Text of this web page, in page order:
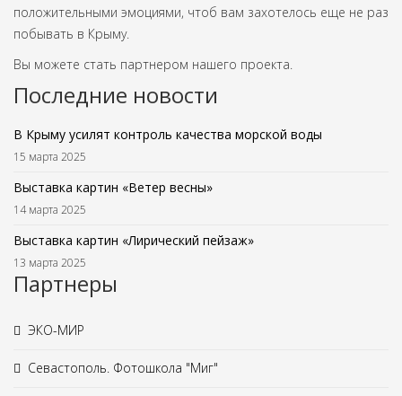
положительными эмоциями, чтоб вам захотелось еще не раз
побывать в Крыму.
Вы можете стать партнером нашего проекта.
Последние новости
В Крыму усилят контроль качества морской воды
15 марта 2025
Выставка картин «Ветер весны»
14 марта 2025
Выставка картин «Лирический пейзаж»
13 марта 2025
Партнеры
ЭКО-МИР
Севастополь. Фотошкола "Миг"